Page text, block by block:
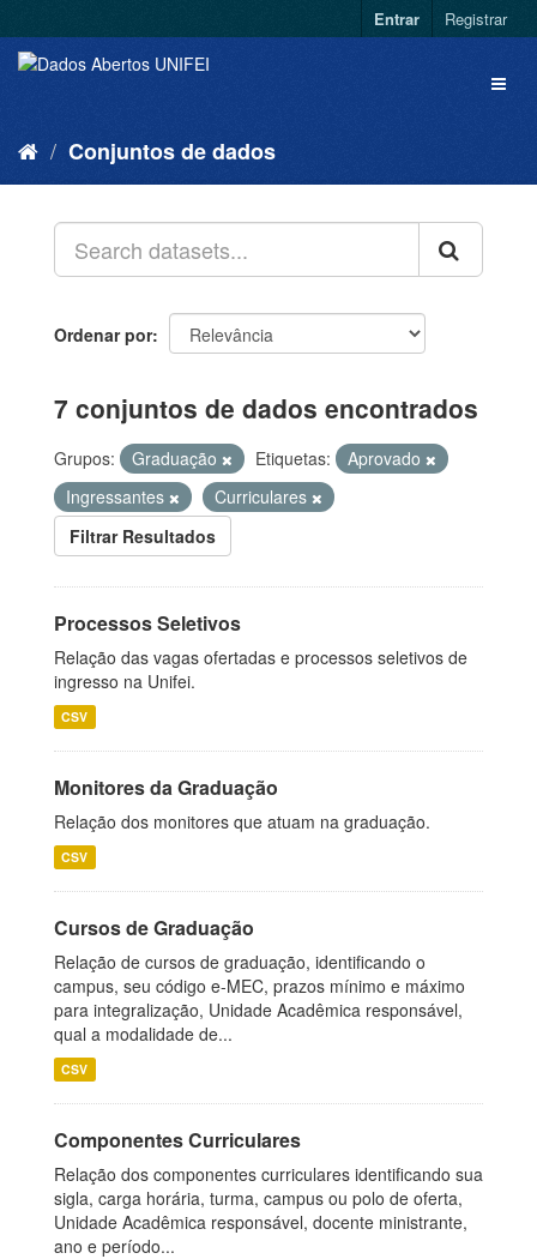
Entrar Registrar
Conjuntos de dados
Ordenar por
7 conjuntos de dados encontrados
Grupos: Graduação Etiquetas:
Aprovado
Ingressantes
Curriculares
Filtrar Resultados
Processos Seletivos
Relação das vagas ofertadas e processos seletivos de
ingresso na Unifei.
CSV
Monitores da Graduação
Relação dos monitores que atuam na graduação.
CSV
Cursos de Graduação
Relação de cursos de graduação, identificando o
campus, seu código e-MEC, prazos mínimo e máximo
para integralização, Unidade Acadêmica responsável,
qual a modalidade de...
CSV
Componentes Curriculares
Relação dos componentes curriculares identificando sua
sigla, carga horária, turma, campus ou polo de oferta,
Unidade Acadêmica responsável, docente ministrante,
ano e período...